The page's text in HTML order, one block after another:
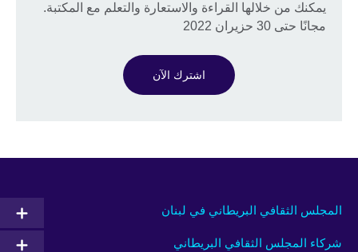
يمكنك من خلالها القراءة والاستعارة والتعلم مع المكتبة.
مجانًا حتى 30 حزيران 2022
اشترك الآن
المجلس الثقافي البريطاني في لبنان
شركاء المجلس الثقافي البريطاني